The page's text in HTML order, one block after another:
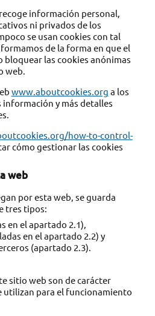
información personal,
ni privados de los
se usan cookies con tal
de la forma en que el
las cookies anónimas
web.
www.aboutcookies.org a los
y más detalles
how-to-control-
cómo gestionar las cookies
web
por esta web, se guarda
tres tipos:
en el apartado 2.1),
en el apartado 2.2) y
(apartado 2.3).
sitio web son de carácter
utilizan para el funcionamiento